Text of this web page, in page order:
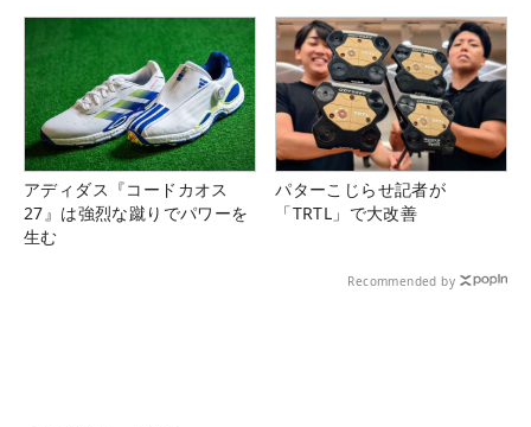
アディダス『コードカオス
27』は強烈な蹴りでパワーを
生む
パターこじらせ記者が
「TRTL」で大改善
Recommended by